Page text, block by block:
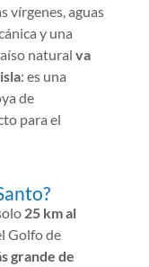
vírgenes, aguas
y una
natural va
: es una
de
para el
25 km al
Golfo de
grande de